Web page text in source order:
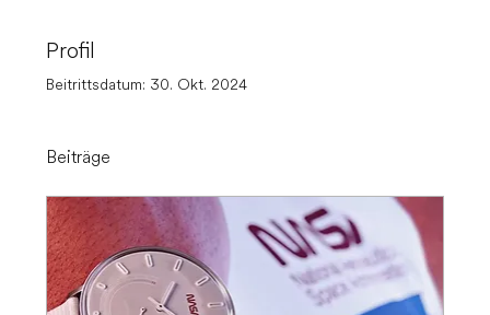
Profil
Beitrittsdatum: 30. Okt. 2024
Beiträge